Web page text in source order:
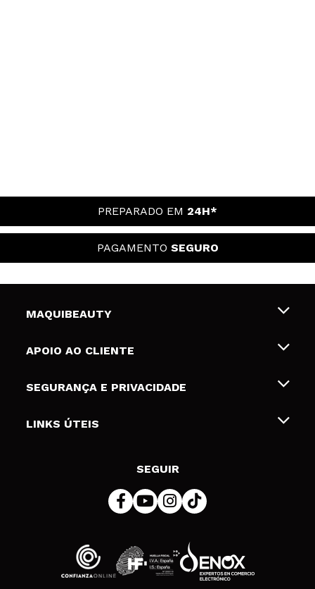
PREPARADO EM 24H*
PAGAMENTO SEGURO
MAQUIBEAUTY
Sobre nós
Gift Cards
APOIO AO CLIENTE
Envios e Devoluções
Formas de pagamento
SEGURANÇA E PRIVACIDADE
Termos e Privacidade
LINKS ÚTEIS
SEGUIR